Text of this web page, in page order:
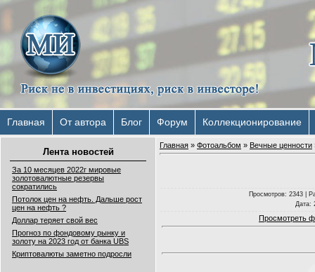
Главная От автора Блог Форум Коллекционирование
Лента новостей
За 10 месяцев 2022г мировые
золотовалютные резервы
сократились
Потолок цен на нефть. Дальше рост
цен на нефть ?
Доллар теряет свой вес
Прогноз по фондовому рынку и
золоту на 2023 год от банка UBS
Криптовалюты заметно подросли
Главная » Фотоальбом » Вечные ценности
Просмотров: 2343 |
Дата:
Просмотреть